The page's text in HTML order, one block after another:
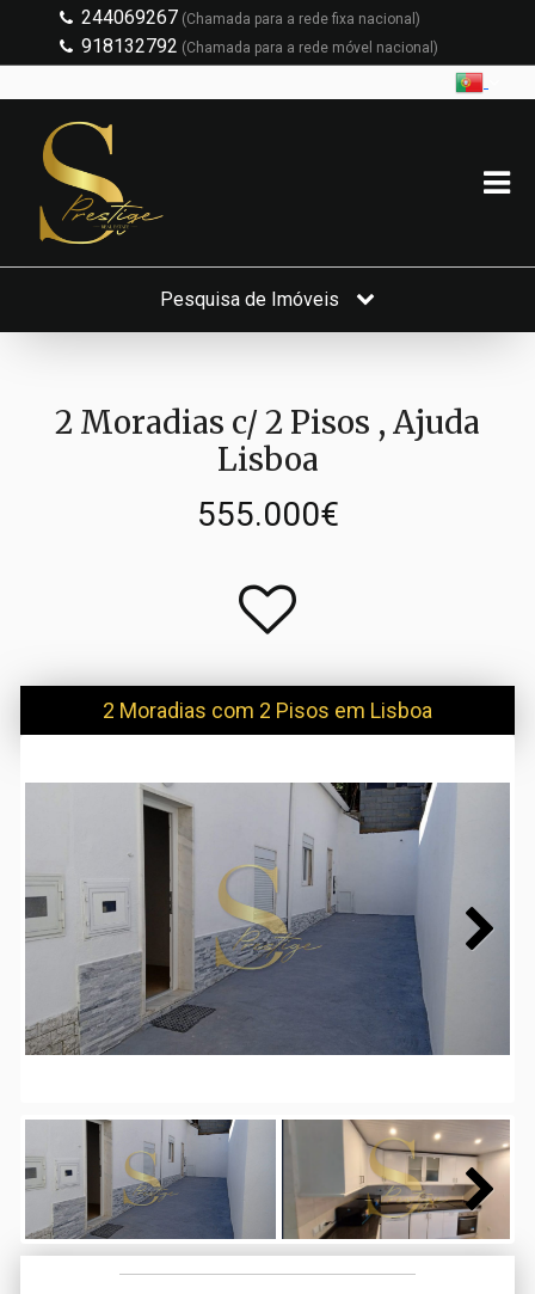
244069267 (Chamada para a rede fixa nacional)
918132792 (Chamada para a rede móvel nacional)
Pesquisa de Imóveis
2 Moradias c/ 2 Pisos , Ajuda
Lisboa
555.000€
2 Moradias com 2 Pisos em Lisboa
Next